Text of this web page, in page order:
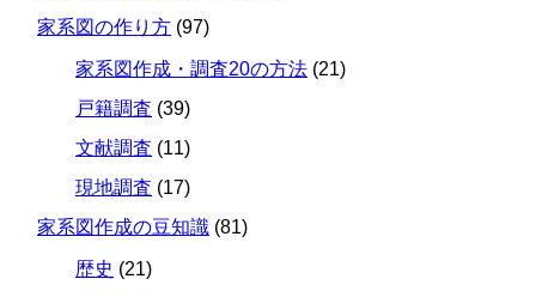
家系図の作り方 (97)
家系図作成・調査20の方法 (21)
戸籍調査 (39)
文献調査 (11)
現地調査 (17)
家系図作成の豆知識 (81)
歴史 (21)